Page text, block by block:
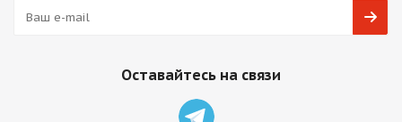
Оставайтесь на связи